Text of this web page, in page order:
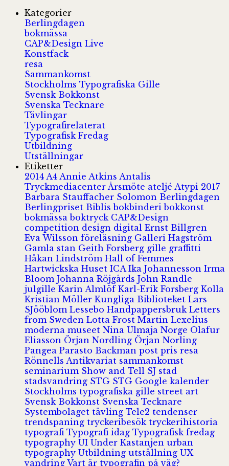
Kategorier
Berlingdagen
bokmässa
CAP&Design Live
Konstfack
resa
Sammankomst
Stockholms Typografiska Gille
Svensk Bokkonst
Svenska Tecknare
Tävlingar
Typografirelaterat
Typografisk Fredag
Utbildning
Utställningar
Etiketter
2014 A4 Annie Atkins Antalis
Tryckmediacenter Årsmöte ateljé Atypi 2017
Barbara Stauffacher Solomon Berlingdagen
Berlingpriset Biblisbokbinderibokkonst
bokmässaboktryck CAP&Design
competition design digital Ernst Billgren
Eva Wilsson föreläsning Galleri Hagström
Gamla stan Geith Forsberg gille graffitti
Håkan Lindström Hall of Femmes
Hartwickska Huset ICA Ika Johannesson Irma
Bloom Johanna Röjgårds John Randle
julgille Karin Almlöf Karl-Erik Forsberg Kolla
Kristian Möller Kungliga Biblioteket Lars
SJööblom Lessebo Handpappersbruk Letters
from Sweden Lotta Frost Martin Lexelius
moderna museet Nina Ulmaja Norge Olafur
Eliasson Örjan Nordling Örjan Norling
Pangea Parasto Backman post pris resa
Rönnells Antikvariat sammankomst
seminarium Show and Tell SJ stad
stadsvandring STG STG Google kalender
Stockholms typografiska gille street art
Svensk Bokkonst Svenska Tecknare
Systembolaget tävling Tele2 tendenser
trendspaning tryckeribesök tryckerihistoria
typografi Typografi idag Typografisk fredag
typography UI Under Kastanjen urban
typography Utbildning utställning UX
vandring Vart är typografin på väg?